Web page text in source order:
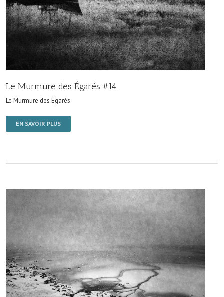
Le Murmure des Égarés #14
Le Murmure des Égarés
EN SAVOIR PLUS